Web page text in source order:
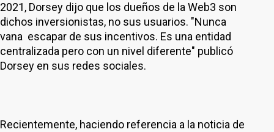
2021, Dorsey dijo que los dueños de la Web3 son
dichos inversionistas, no sus usuarios. "Nunca
vana escapar de sus incentivos. Es una entidad
centralizada pero con un nivel diferente" publicó
Dorsey en sus redes sociales.
Recientemente, haciendo referencia a la noticia de